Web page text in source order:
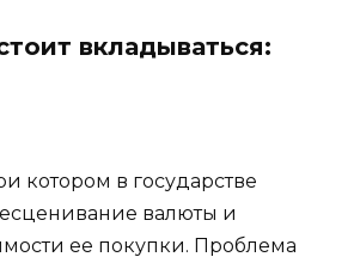
вкладываться:
котором в государстве
валюты и
ее покупки. Проблема